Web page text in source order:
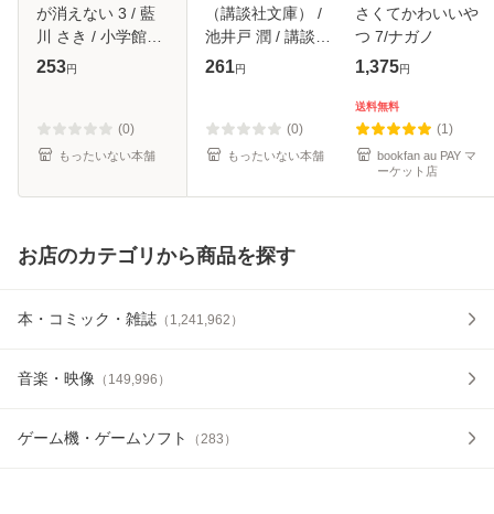
が消えない 3 / 藍
川 さき / 小学館
[コミック]【メール
253円
(0)
もったいない本舗
（講談社文庫） /
池井戸 潤 / 講談社
[文庫]【メール便送
261円
(0)
もったいない本舗
さくてかわいいや
つ 7/ナガノ
1,375円
送料無料
(1)
bookfan au PAY マ
ーケット店
お店のカテゴリから商品を探す
本・コミック・雑誌 （ 1,241,962 ）
音楽・映像 （ 149,996 ）
ゲーム機・ゲームソフト （283 ）